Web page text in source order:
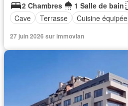
2 Chambres
1 Salle de bain
Cave
Terrasse Cuisine équipée
27 juin 2026 sur immovlan